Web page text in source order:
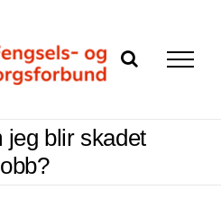
jeg blir skadet